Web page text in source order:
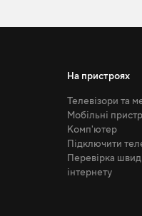
На пристроях
Телевізори та
Мобільні
Комп'ютер
Підключити
Перевірка
інтернету